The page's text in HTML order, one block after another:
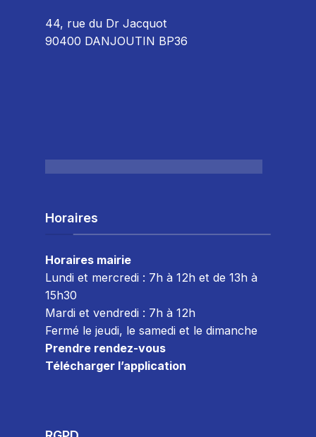
44, rue du Dr Jacquot
90400 DANJOUTIN BP36
Horaires
Horaires mairie
Lundi et mercredi : 7h à 12h et de 13h à
15h30
Mardi et vendredi : 7h à 12h
Fermé le jeudi, le samedi et le dimanche
Prendre rendez-vous
Télécharger l’application